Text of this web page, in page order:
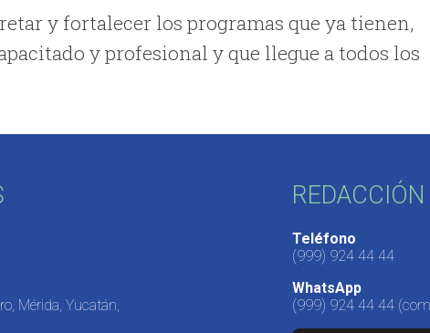
y fortalecer los programas que ya tienen,
y profesional y que llegue a todos los
Mérida, Yucatán,
Teléfono
(999) 924 44 44
WhatsApp
(999) 924 44 44